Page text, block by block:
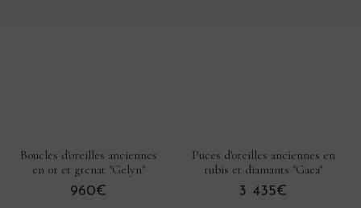
Boucles d'oreilles anciennes
en or et grenat "Gelyn"
960€
Puces d'oreilles anciennes en
rubis et diamants "Gaea"
3 435€